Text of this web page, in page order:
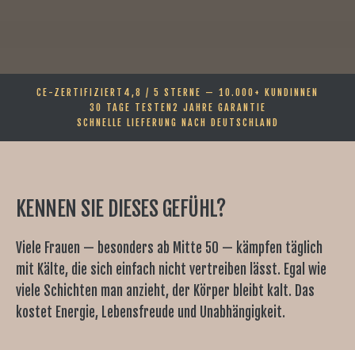
CE-ZERTIFIZIERT 4,8 / 5 STERNE — 10.000+ KUNDINNEN
30 TAGE TESTEN 2 JAHRE GARANTIE
SCHNELLE LIEFERUNG NACH DEUTSCHLAND
KENNEN SIE DIESES GEFÜHL?
Viele Frauen — besonders ab Mitte 50 — kämpfen täglich
mit Kälte, die sich einfach nicht vertreiben lässt. Egal wie
viele Schichten man anzieht, der Körper bleibt kalt. Das
kostet Energie, Lebensfreude und Unabhängigkeit.